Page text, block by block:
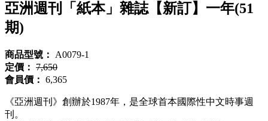
亞洲週刊「紙本」雜誌【新訂】一年(51
期)
商品型號：
A0079-1
定價： 7,650
會員價： 6,365
《亞洲週刊》創辦於1987年，是全球首本國際性中文時事週
刊。